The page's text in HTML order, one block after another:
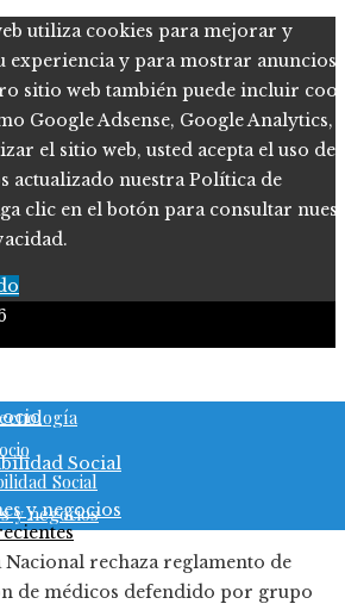
utiliza cookies para mejorar y
experiencia y para mostrar anuncios
sitio web también puede incluir
Google Adsense, Google Analytics,
el sitio web, usted acepta el uso de
actualizado nuestra Política de
clic en el botón para consultar
ocio
Social
y negocios
Social
y negocios
Nacional rechaza reglamento de
de médicos defendido por grupo